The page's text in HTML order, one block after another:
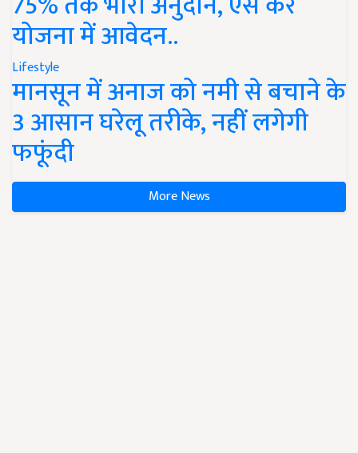
योजना में आवेदन..
Lifestyle
मानसून में अनाज को नमी से बचाने के
3 आसान घरेलू तरीके, नहीं लगेगी
फफूंदी
More News